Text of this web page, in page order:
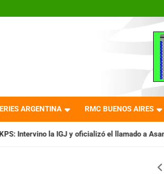
del
ARGENTINA RMC BUENOS AIRES
el llamado a Asamblea General Ordinaria